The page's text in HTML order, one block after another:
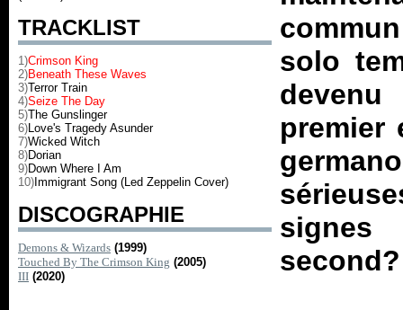
TRACKLIST
1)Crimson King
2)Beneath These Waves
3)Terror Train
4)Seize The Day
5)The Gunslinger
6)Love's Tragedy Asunder
7)Wicked Witch
8)Dorian
9)Down Where I Am
10) Immigrant Song (Led Zeppelin Cover)
DISCOGRAPHIE
Demons & Wizards (1999)
Touched By The Crimson King (2005)
III (2020)
solo
premier
signes
second?